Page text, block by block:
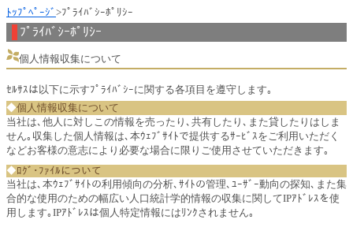
ﾄｯﾌﾟﾍﾟｰｼﾞ >ﾌﾟﾗｲﾊﾞｼｰﾎﾟﾘｼｰ
ﾌﾟﾗｲﾊﾞｼｰﾎﾟﾘｼｰ
個人情報収集について
ｾﾙｻｽは以下に示すﾌﾟﾗｲﾊﾞｼｰに関する各項目を遵守します｡
◆個人情報収集について
当社は､他人に対しこの情報を売ったり､共有したり､また貸したりはしま
せん｡収集した個人情報は､本ｳｪﾌﾞｻｲﾄで提供するｻｰﾋﾞｽをご利用いただく
などお客様の意志により必要な場合に限りご使用させていただきます｡
◆ﾛｸﾞ･ﾌｧｲﾙについて
当社は､本ｳｪﾌﾞｻｲﾄの利用傾向の分析､ｻｲﾄの管理､ﾕｰｻﾞｰ動向の探知､また集
合的な使用のための幅広い人口統計学的情報の収集に関してIPｱﾄﾞﾚｽを使
用します｡IPｱﾄﾞﾚｽは個人特定情報にはﾘﾝｸされません｡